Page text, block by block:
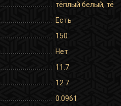
тёплый белый,
Есть
150
Нет
11.7
12.7
0.0961